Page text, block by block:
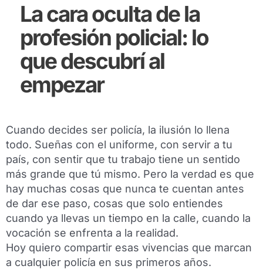
La cara oculta de la
profesión policial: lo
que descubrí al
empezar
Cuando decides ser policía, la ilusión lo llena
todo. Sueñas con el uniforme, con servir a tu
país, con sentir que tu trabajo tiene un sentido
más grande que tú mismo. Pero la verdad es que
hay muchas cosas que nunca te cuentan antes
de dar ese paso, cosas que solo entiendes
cuando ya llevas un tiempo en la calle, cuando la
vocación se enfrenta a la realidad.
Hoy quiero compartir esas vivencias que marcan
a cualquier policía en sus primeros años.